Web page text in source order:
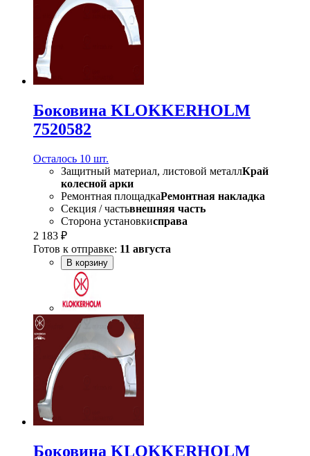
Боковина KLOKKERHOLM
7520582
Осталось 10 шт.
Защитный материал, листовой металлКрай
колесной арки
Ремонтная площадкаРемонтная накладка
Секция / частьвнешняя часть
Сторона установкисправа
2 183 ₽
Готов к отправке: 11 августа
В корзину
Боковина KLOKKERHOLM